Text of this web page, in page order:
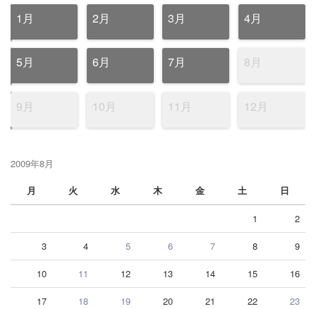
1月 2月 3月 4月
5月 6月 7月 8月
9月 10月 11月 12月
2009年8月
月
火 水 木 金 土 日
1 2
3 4 5 6 7 8 9
10 11 12 13 14 15 16
17 18 19 20 21 22 23